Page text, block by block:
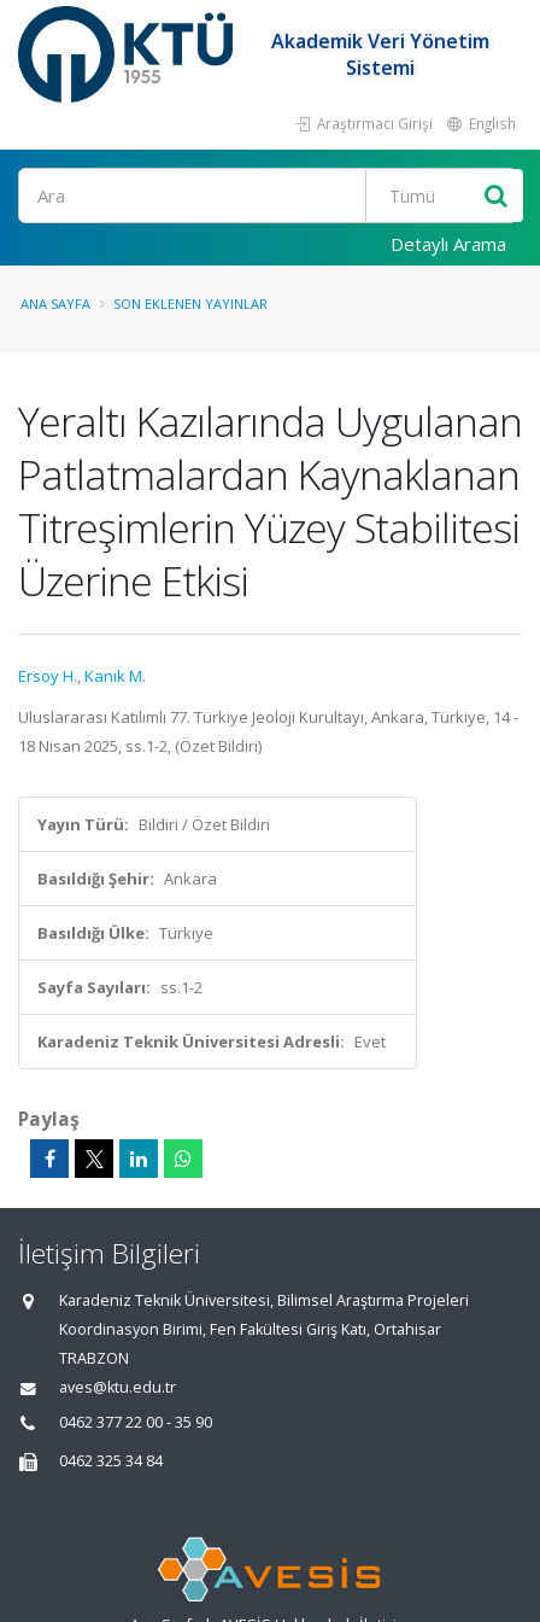
Akademik Veri Yönetim
Sistemi
Araştırmacı Girişi English
Ara
Detaylı Arama
ANA SAYFA SON EKLENEN YAYINLAR
Yeraltı Kazılarında Uygulanan
Patlatmalardan Kaynaklanan
Titreşimlerin Yüzey Stabilitesi
Üzerine Etkisi
Ersoy H.,Kanık M.
Uluslararası Katılımlı 77. Türkiye Jeoloji Kurultayı, Ankara, Türkiye, 14 -
18 Nisan 2025, ss.1-2, (Özet Bildiri)
Yayın Türü: Bildiri / Özet Bildiri
Basıldığı Şehir: Ankara
Basıldığı Ülke: Türkiye
Sayfa Sayıları: ss.1-2
Karadeniz Teknik Üniversitesi Adresli: Evet
Paylaş
İletişim Bilgileri
Karadeniz Teknik Üniversitesi, Bilimsel Araştırma Projeleri
Koordinasyon Birimi, Fen Fakültesi Giriş Katı, Ortahisar
TRABZON
aves@ktu.edu.tr
0462 377 22 00 - 35 90
0462 325 34 84